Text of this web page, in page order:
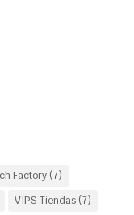
Factory(7)
VIPS Tiendas(7)